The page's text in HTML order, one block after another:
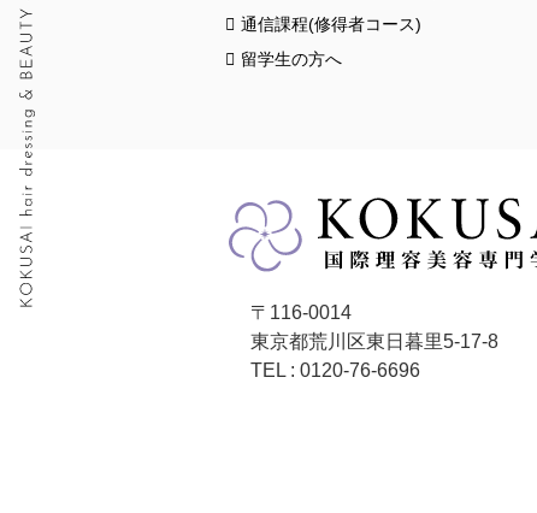
通信課程(修得者コース)
留学生の方へ
〒116-0014
東京都荒川区東日暮里5-17-8
TEL : 0120-76-6696